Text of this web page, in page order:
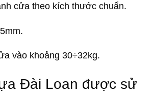
cửa theo kích thước chuẩn.
vào khoảng 30÷32kg.
Đài Loan được sử